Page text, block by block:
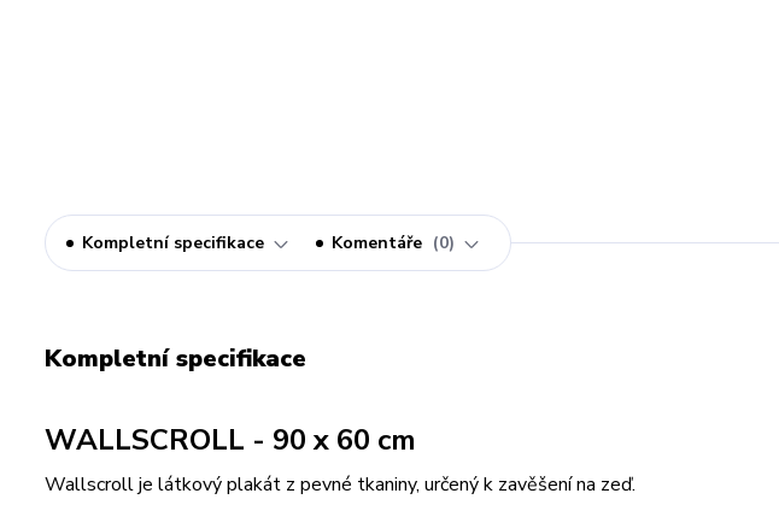
Kompletní specifikace Komentáře 0
Kompletní specifikace
WALLSCROLL - 90 x 60 cm
Wallscroll je látkový plakát z pevné tkaniny, určený k zavěšení na zeď.